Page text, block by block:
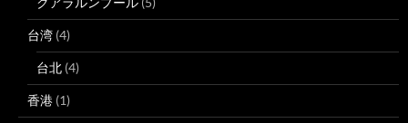
台湾 (4)
台北 (4)
香港 (1)